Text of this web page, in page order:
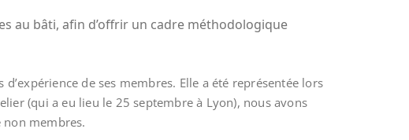
au bâti, afin d’offrir un cadre méthodologique
de ses membres. Elle a été représentée lors
(qui a eu lieu le 25 septembre à Lyon), nous avons
non membres.